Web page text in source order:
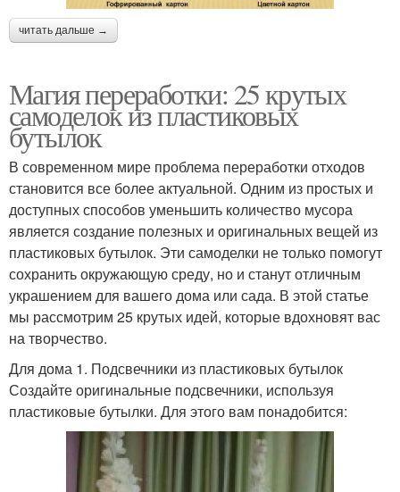
читать дальше →
Магия переработки: 25 крутых
самоделок из пластиковых
бутылок
В современном мире проблема переработки отходов
становится все более актуальной. Одним из простых и
доступных способов уменьшить количество мусора
является создание полезных и оригинальных вещей из
пластиковых бутылок. Эти самоделки не только помогут
сохранить окружающую среду, но и станут отличным
украшением для вашего дома или сада. В этой статье
мы рассмотрим 25 крутых идей, которые вдохновят вас
на творчество.
Для дома 1. Подсвечники из пластиковых бутылок
Создайте оригинальные подсвечники, используя
пластиковые бутылки. Для этого вам понадобится: